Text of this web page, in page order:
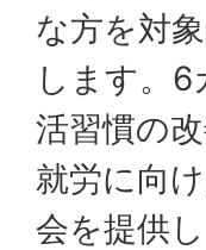
な方を対
します。
活習慣の
就労に向
会を提供し